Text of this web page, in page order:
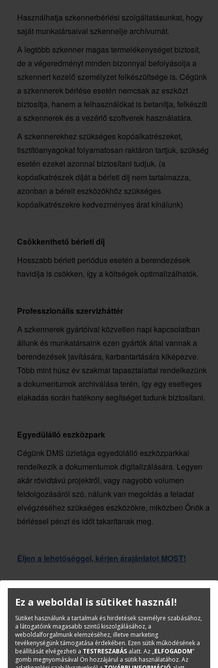
Használhatja szkennerbérlési szolgáltatásunkat, hogy
saját munkatársaival szkennelje archívumát.
A legtöbb szkenner magas termelékenységet biztosít,
de a végeredményt minden bizonnyal befolyásolja a
szkennert kezelő személyzet felkészültsége is. Cégünk
a szkennerek bérlése esetén nemcsak az eszközt
biztosítja, hanem a felhasználókat is betanítja, felkészíti
a szkennerek és a vezérlő szoftverek használatára.
A szkennerekhez szükséges kopóalkatrészeket,
tisztítóanyagokat folyamatosan raktáron tartjuk, szükség
esetén ezeket azonnal biztosítani tudjuk. (a
kopóalkatrészek díját a bérleti díj nem tartalmazza,
azonban a bérelt eszközökhöz szükséges
kopóalkatrészekre kedvezményes árat kínálunk)
Csökkenthető bérleti díj
Hosszabb bérleti periódus esetén a berendezések
havidíja is csökken, így a költségek optimalizálhatók.
Professzionális szervizháttér
A szkennerek gyártóival közvetlen napi kapcsolatban
állunk és munkatársaink ezen gyártók által vannak a
berendezések javítására, karbantartására kiképezve.
Több mint húsz év szakmai tapasztalattal rendelkezünk
a dokumentumok archiválása terén, így egy esetleges
elakadás során hatékony segítséget tudunk biztosítani.
Egyedülálló eszközpark
Cégünk DMS üzletága egyedülálló eszközparkkal
rendelkezik a dokumentumok digitalizálására. Legyen
akár rövidtávú projektről, vagy nagyobb volumen
feldolgozásáról szó, nálunk van megoldás a feladat
elvégzéséhez szükséges eszközökre, miközben Önök a
bérléssel pénzt és időt takarítanak meg.
Éljen a lehetőséggel, kérjen árajánlatot MOST!
szükséges adatokat számunkra:
Ajánlatkérő neve, titulusa, beosztása,
telefonszáma
Ajánlatkérő cég neve, címe, adószáma,
Ez a weboldal is sütiket használ!
Sütiket használunk a tartalmak és hirdetések személyre szabásához,
a látogatóink magasabb szintű kiszolgálásához, a
weboldalforgalmunk elemzéséhez, illetve marketing
tevékenységünk támogatása érdekében. Ezen sütik működésének a
beállítását elvégezheti a TESTRESZABÁS alatt. Az „ELFOGADOM”
gomb megnyomásával Ön hozzájárul a sütik használatához. Az